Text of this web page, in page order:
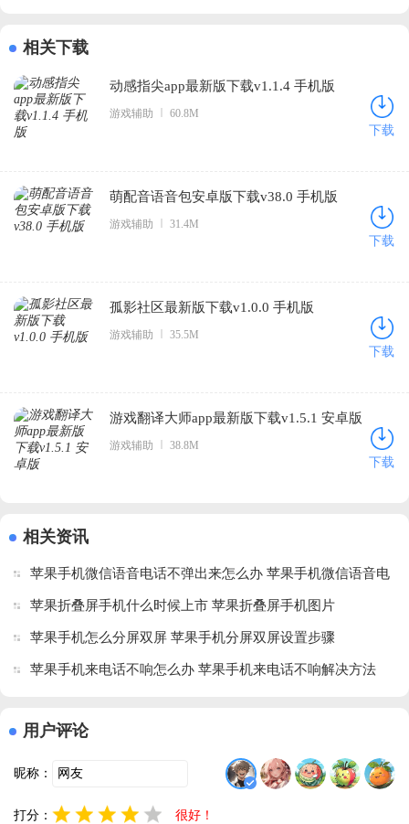
相关下载
动感指尖app最新版下载v1.1.4 手机版
游戏辅助 60.8M
下载
萌配音语音包安卓版下载v38.0 手机版
游戏辅助 31.4M
下载
孤影社区最新版下载v1.0.0 手机版
游戏辅助 35.5M
下载
游戏翻译大师app最新版下载v1.5.1 安卓版
游戏辅助 38.8M
下载
相关资讯
苹果手机微信语音电话不弹出来怎么办 苹果手机微信语音电
话不弹出来解决方法
苹果折叠屏手机什么时候上市 苹果折叠屏手机图片
苹果手机怎么分屏双屏 苹果手机分屏双屏设置步骤
苹果手机来电话不响怎么办 苹果手机来电话不响解决方法
用户评论
昵称：
打分： 很好！